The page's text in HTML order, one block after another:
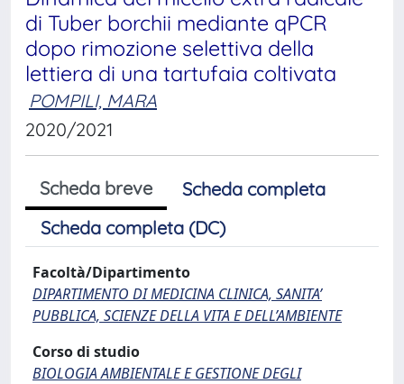
di Tuber borchii mediante qPCR
dopo rimozione selettiva della
lettiera di una tartufaia coltivata
POMPILI, MARA
2020/2021
Scheda breve
Scheda completa
Scheda completa (DC)
Facoltà/Dipartimento
DIPARTIMENTO DI MEDICINA CLINICA, SANITA’
PUBBLICA, SCIENZE DELLA VITA E DELL’AMBIENTE
Corso di studio
BIOLOGIA AMBIENTALE E GESTIONE DEGLI